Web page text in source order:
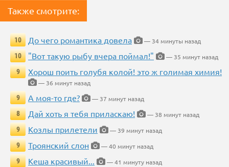
Также смотрите:
10 До чего романтика довела
— 34 минуты назад
10
"Вот такую рыбу вчера поймал!"
— 35 минут назад
9
Хорош поить голубя колой! это ж голимая химия!
— 36 минут назад
9
А моя-то где?
— 37 минут назад
8
Дай хоть я тебя приласкаю!
— 38 минут назад
9
Козлы прилетели
— 39 минут назад
9
Троянский слон
— 40 минут назад
9
Кеша красивый...
— 41 минуту назад